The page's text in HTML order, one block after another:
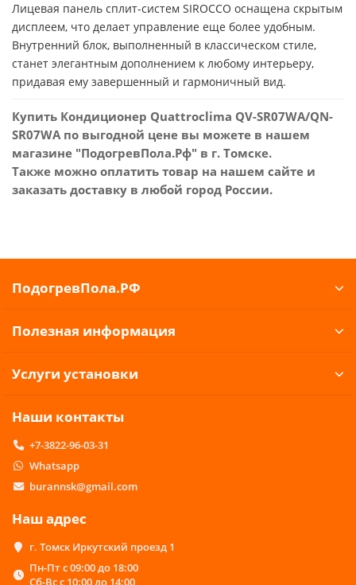
Лицевая панель сплит-систем SIROCCO оснащена скрытым
дисплеем, что делает управление еще более удобным.
Внутренний блок, выполненный в классическом стиле,
станет элегантным дополнением к любому интерьеру,
придавая ему завершенный и гармоничный вид.
Купить Кондиционер Quattroclima QV-SR07WA/QN-
SR07WA по выгодной цене вы можете в нашем
магазине "ПодогревПола.Рф" в г. Томске.
Также можно оплатить товар на нашем сайте и
заказать доставку в любой город России.
ПодогревПола.РФ
Полезная информация
Услуги установки
Наши контакты
+7-3822-96-03-31
Whatsapp
burannsk@gmail.com
Наш адрес
г. Томск Иркутский проезд 1
Пн-Пт с 09:00 до 18:00
Сб-Вс с 10:00 до 14:00